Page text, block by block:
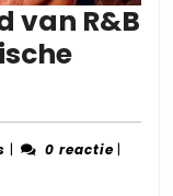
van R&B
accent-
| 0 reactie |